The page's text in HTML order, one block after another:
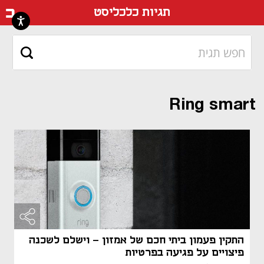
תגיות כלכליסט
Ring smart
התקין פעמון ביתי חכם של אמזון – וישלם לשכנה
פיצויים על פגיעה בפרטיות